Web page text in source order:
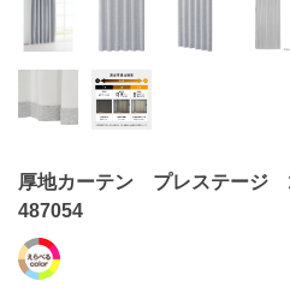
厚地カーテン プレステー
487054